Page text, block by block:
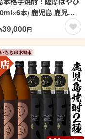
本) 鹿児島 鹿児島
酒 焼酎 芋焼酎 セット【林
【99-023-47】
39,000円